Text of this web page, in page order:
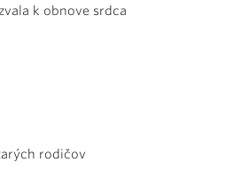
k obnove srdca
rodičov